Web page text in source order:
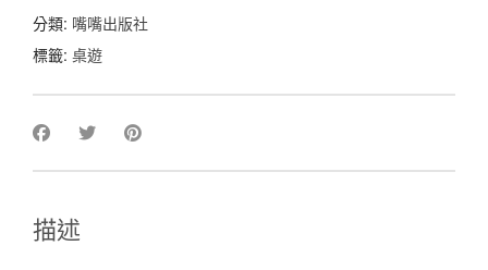
分類: 嘴嘴出版社
標籤: 桌遊
描述